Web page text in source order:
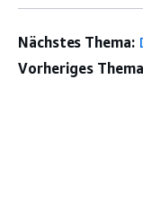
Nächstes Thema:
Vorheriges